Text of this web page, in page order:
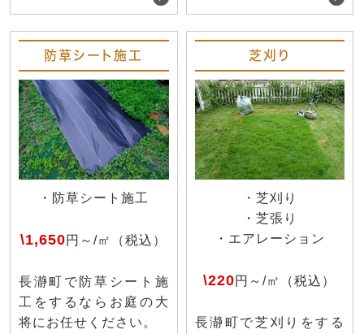
防草シート施工
・防草シート施工
\1,650円～/㎡（税込）
長瀞町で防草シート施
工をするならお庭の大
将にお任せください。
芝刈り
・芝刈り
・芝張り
・エアレーション
\220円～/㎡（税込）
長瀞町で芝刈りをする